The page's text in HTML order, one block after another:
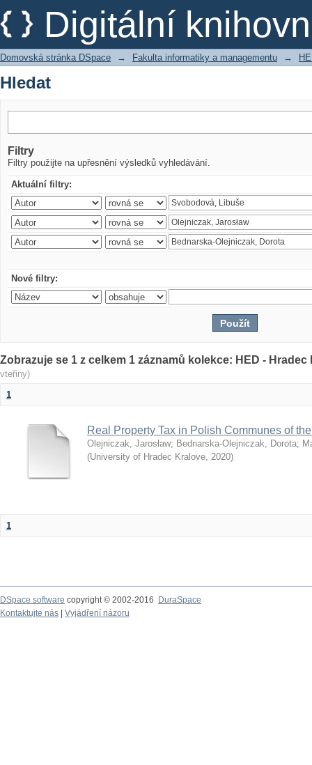
Digitální
Hledat
Domovská stránka DSpace → Fakulta informatiky a managementu →
Hledat
Filtry
Filtry použijte na upřesnění výsledků vyhledávání.
Aktuální filtry:
Nové filtry:
Zobrazuje se 1 z celkem 1 záznamů kolekce: HED -
vteřiny)
1
Real Property Tax in Polish Communes of
Olejniczak, Jarosław; Bednarska-Olejniczak, Dorota;
(University of Hradec Kralove, 2020)
1
DSpace software copyright © 2002-2016
DuraSpace
Kontaktujte nás
Vyjádření názoru